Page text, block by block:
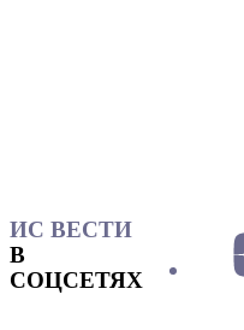
ИС ВЕСТИ
В
СОЦСЕТЯХ